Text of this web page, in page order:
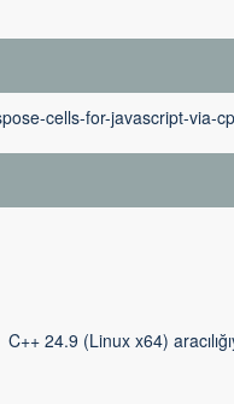
cells-for-javascript-via-
C++ 24.9 (Linux x64)